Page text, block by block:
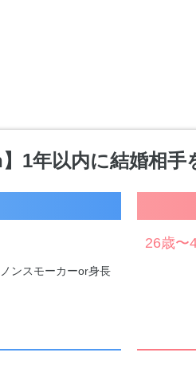
】1年以内に結婚相
ンスモーカーor身長
26歳〜